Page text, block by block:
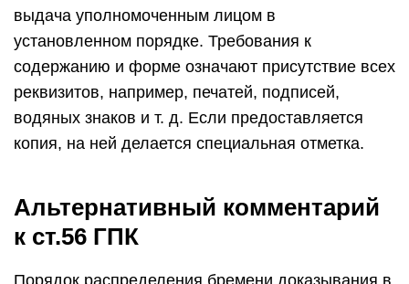
выдача уполномоченным лицом в
установленном порядке. Требования к
содержанию и форме означают присутствие всех
реквизитов, например, печатей, подписей,
водяных знаков и т. д. Если предоставляется
копия, на ней делается специальная отметка.
Альтернативный комментарий
к ст.56 ГПК
Порядок распределения бремени доказывания в